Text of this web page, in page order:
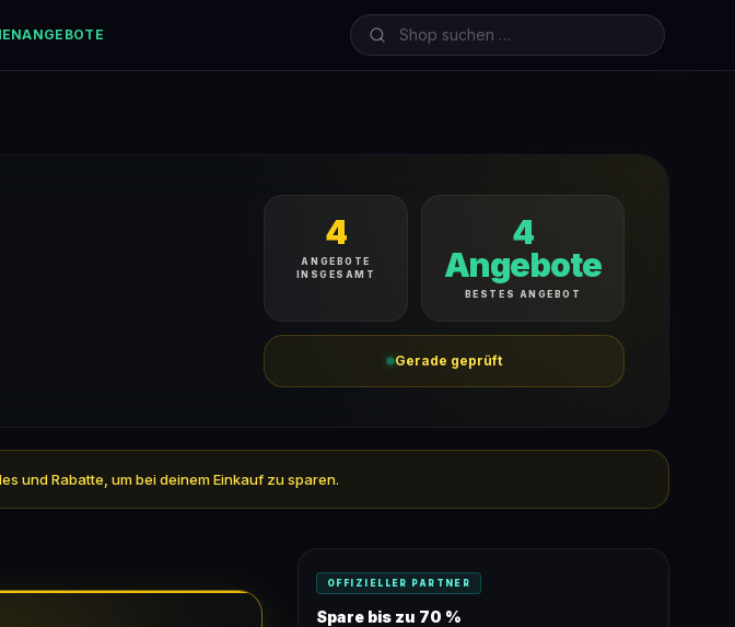
4
ANGEBOTE
INSGESAMT
4
Angebote
BESTES ANGEBOT
Gerade geprüft
und Rabatte, um bei deinem Einkauf zu sparen.
OFFIZIELLER PARTNER
Spare bis zu 70 %